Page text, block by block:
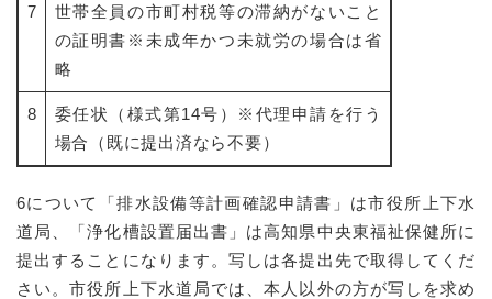
7
世帯全員の市町村税等の滞納がないこと
の証明書※未成年かつ未就労の場合は省
略
8
委任状（様式第14号）※代理申請を行う
場合（既に提出済なら不要）
6について「排水設備等計画確認申請書」は市役所上下水
道局、「浄化槽設置届出書」は高知県中央東福祉保健所に
提出することになります。写しは各提出先で取得してくだ
さい。市役所上下水道局では、本人以外の方が写しを求め